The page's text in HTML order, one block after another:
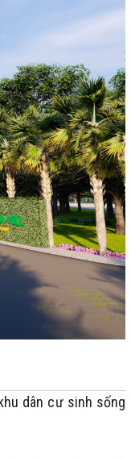
dân cư sinh sống